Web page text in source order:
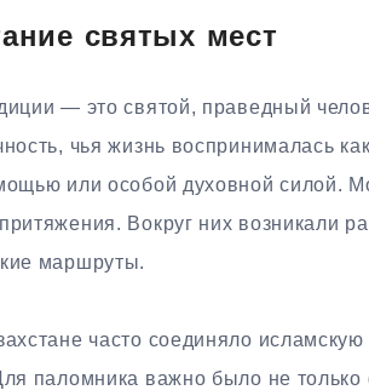
святых мест
— это святой, праведный
чья жизнь воспринималась
или особой духовной силой.
Вокруг них возникали
маршруты.
часто соединяло исламскую
паломника важно было не только